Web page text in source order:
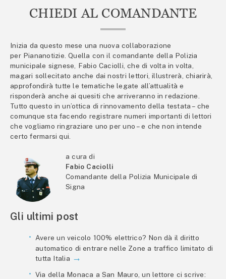
CHIEDI AL COMANDANTE
Inizia da questo mese una nuova collaborazione
per Piananotizie. Quella con il comandante della Polizia
municipale signese, Fabio Caciolli, che di volta in volta,
magari sollecitato anche dai nostri lettori, illustrerà, chiarirà,
approfondirà tutte le tematiche legate all’attualità e
risponderà anche ai quesiti che arriveranno in redazione.
Tutto questo in un’ottica di rinnovamento della testata – che
comunque sta facendo registrare numeri importanti di lettori
che vogliamo ringraziare uno per uno – e che non intende
certo fermarsi qui.
a cura di
Fabio Caciolli
Comandante della Polizia Municipale di
Signa
Gli ultimi post
Avere un veicolo 100% elettrico? Non dà il diritto
automatico di entrare nelle Zone a traffico limitato di
tutta Italia
Via della Monaca a San Mauro, un lettore ci scrive: